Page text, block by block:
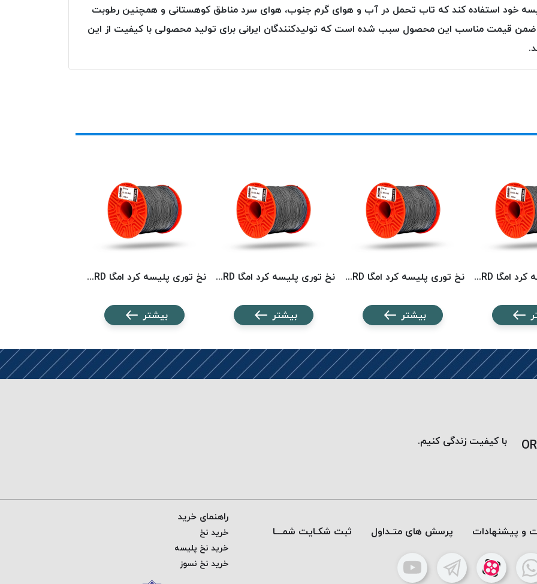
خود استفاده کند که تاب تحمل در آب و هوای گرم جنوب، هوای سرد مناطق کوهستانی و همچنین رطوبت
قیمت مناسب این محصول سبب شده است که تولیدکنندگان ایرانی برای تولید محصولی با کیفیت از این
نخ توری پلیسه کرد امگا KORD نخ توری پلیسه کرد امگا KORD
بیشتر
نخ توری پلیسه کرد امگا KORD
بیشتر
نخ توری پلیسه کرد امگا KORD
بیشتر
با کیفیت زندگی کنیم.
و پیشنهادات پرسش های متـداول ثبت شکـایت شمـــا
راهنمای خرید
خرید نخ
خرید نخ پلیسه
خرید نخ نسوز